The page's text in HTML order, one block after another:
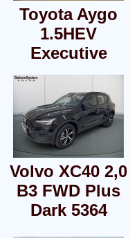
Toyota Aygo
1.5HEV
Executive
Volvo XC40 2,0
B3 FWD Plus
Dark 5364